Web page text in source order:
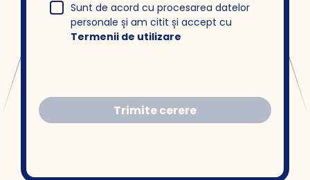
Sunt de acord cu procesarea datelor
personale și am citit și accept cu
Termenii de utilizare
Trimite cerere